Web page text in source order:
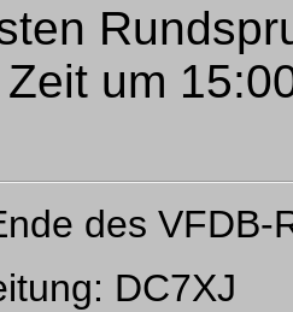
um
des VFDB-
DC7XJ